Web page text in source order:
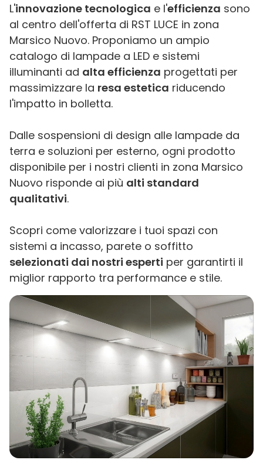
L'innovazione tecnologica e l'efficienza sono
al centro dell'offerta di RST LUCE in zona
Marsico Nuovo. Proponiamo un ampio
catalogo di lampade a LED e sistemi
illuminanti ad alta efficienza progettati per
massimizzare la resa estetica riducendo
l'impatto in bolletta.
Dalle sospensioni di design alle lampade da
terra e soluzioni per esterno, ogni prodotto
disponibile per i nostri clienti in zona Marsico
Nuovo risponde ai più alti standard
qualitativi.
Scopri come valorizzare i tuoi spazi con
sistemi a incasso, parete o soffitto
selezionati dai nostri esperti per garantirti il
miglior rapporto tra performance e stile.